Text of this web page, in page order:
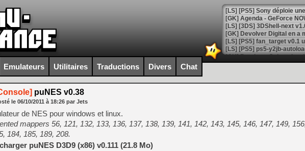
[GK] Agenda - GeForce
[GK] Devolver Digital en a
[LS] [PS5] ps5-y2jb-
[GK] Pourquoi Marvel
[GK] Test : Restory : Chill
[GK] GTA 6 : Rockstar
[GK] Hot Wheels Infinite
[GK] Mémoire cash -
[GK] Résultats Nintendo :
[GK] Déjà des
[Mo5] Brickboy cherche à
[GK] Minecraft et ses «
Emulateurs Utilitaires Traductions Divers Chat
puNES v0.38
le 06/10/2011 à 18:26 par Jets
de NES pour windows et linux.
mappers 56, 121, 132, 133, 136, 137, 138, 139, 141, 142, 143, 145, 146, 147, 149,
184, 185, 189, 208.
puNES D3D9 (x86) v0.111 (21.8 Mo)